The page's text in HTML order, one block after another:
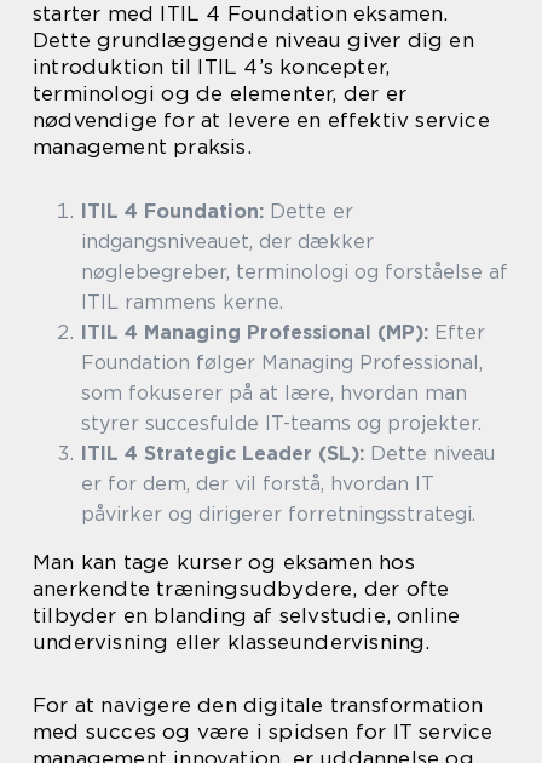
starter med ITIL 4 Foundation eksamen.
Dette grundlæggende niveau giver dig en
introduktion til ITIL 4’s koncepter,
terminologi og de elementer, der er
nødvendige for at levere en effektiv service
management praksis.
ITIL 4 Foundation: Dette er
indgangsniveauet, der dækker
nøglebegreber, terminologi og forståelse af
ITIL rammens kerne.
ITIL 4 Managing Professional (MP): Efter
Foundation følger Managing Professional,
som fokuserer på at lære, hvordan man
styrer succesfulde IT-teams og projekter.
ITIL 4 Strategic Leader (SL): Dette niveau
er for dem, der vil forstå, hvordan IT
påvirker og dirigerer forretningsstrategi.
Man kan tage kurser og eksamen hos
anerkendte træningsudbydere, der ofte
tilbyder en blanding af selvstudie, online
undervisning eller klasseundervisning.
For at navigere den digitale transformation
med succes og være i spidsen for IT service
management innovation, er uddannelse og